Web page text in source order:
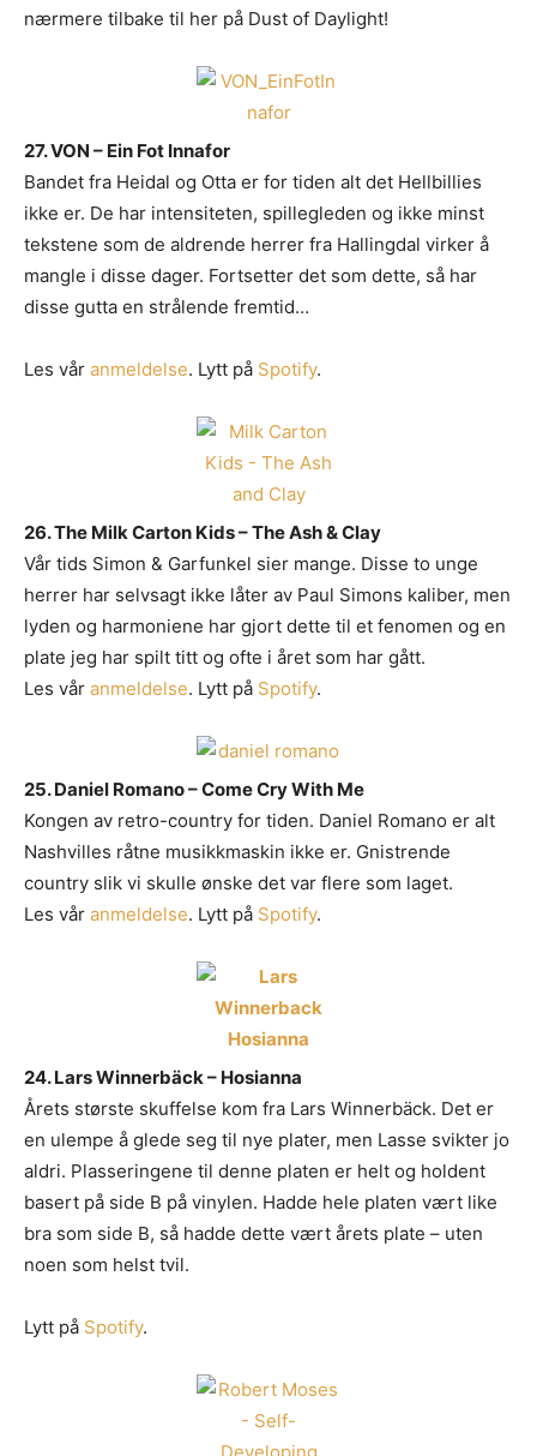
nærmere tilbake til her på Dust of Daylight!
27. VON – Ein Fot Innafor
Bandet fra Heidal og Otta er for tiden alt det Hellbillies
ikke er. De har intensiteten, spillegleden og ikke minst
tekstene som de aldrende herrer fra Hallingdal virker å
mangle i disse dager. Fortsetter det som dette, så har
disse gutta en strålende fremtid…
Les vår anmeldelse. Lytt på Spotify.
26. The Milk Carton Kids – The Ash & Clay
Vår tids Simon & Garfunkel sier mange. Disse to unge
herrer har selvsagt ikke låter av Paul Simons kaliber, men
lyden og harmoniene har gjort dette til et fenomen og en
plate jeg har spilt titt og ofte i året som har gått.
Les vår anmeldelse. Lytt på Spotify.
25. Daniel Romano – Come Cry With Me
Kongen av retro-country for tiden. Daniel Romano er alt
Nashvilles råtne musikkmaskin ikke er. Gnistrende
country slik vi skulle ønske det var flere som laget.
Les vår anmeldelse. Lytt på Spotify.
24. Lars Winnerbäck – Hosianna
Årets største skuffelse kom fra Lars Winnerbäck. Det er
en ulempe å glede seg til nye plater, men Lasse svikter jo
aldri. Plasseringene til denne platen er helt og holdent
basert på side B på vinylen. Hadde hele platen vært like
bra som side B, så hadde dette vært årets plate – uten
noen som helst tvil.
Lytt på Spotify.